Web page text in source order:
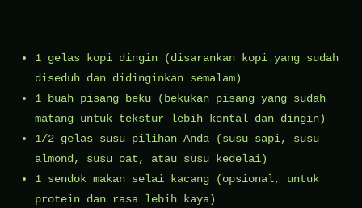
1 gelas kopi dingin (disarankan kopi yang sudah
diseduh dan didinginkan semalam)
1 buah pisang beku (bekukan pisang yang sudah
matang untuk tekstur lebih kental dan dingin)
1/2 gelas susu pilihan Anda (susu sapi, susu
almond, susu oat, atau susu kedelai)
1 sendok makan selai kacang (opsional, untuk
protein dan rasa lebih kaya)